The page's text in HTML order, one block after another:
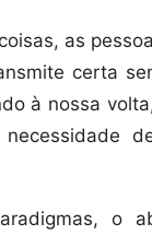
as
certa
à nossa
o